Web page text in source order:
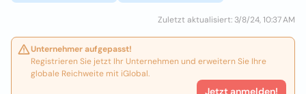
Zuletzt aktualisiert: 3/8/24, 10:37 AM
Unternehmer aufgepasst!
Registrieren Sie jetzt Ihr Unternehmen und erweitern Sie Ihre
globale Reichweite mit iGlobal.
Jetzt anmelden!